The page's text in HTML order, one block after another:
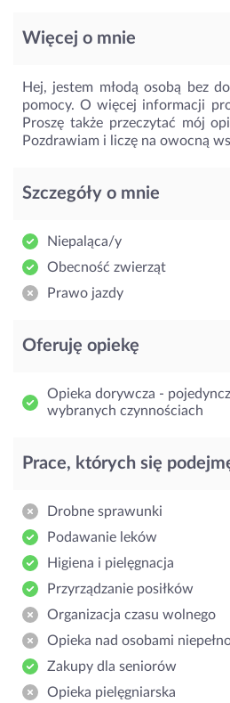
Więcej o mnie
Hej, jestem młodą osobą bez
pomocy. O więcej informacji
Proszę także przeczytać mój
Pozdrawiam i liczę na owocną
Szczegóły o mnie
Niepaląca/y
Obecność zwierząt
Prawo jazdy
Oferuję opiekę
Opieka dorywcza -
wybranych czynnościach
Prace, których się
Drobne sprawunki
Podawanie leków
Higiena i pielęgnacja
Przyrządzanie posiłków
Organizacja czasu wolnego
Opieka nad osobami
Zakupy dla seniorów
Opieka pielęgniarska